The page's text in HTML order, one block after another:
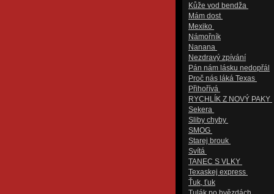
Kůže vod bendža
Mám dost
Mexiko
Námořník
Nanana
Nezdravý zpívání
Pán nám lásku nedopřál
Proč nás láká Texas
Přihořívá
RYCHLÍK Z NOVÝ PAKY
Sekera
Sliby chyby
SMOG
Starej brouk
Svítá
TANEC S VLKY
Texaskej express
Ťuk, ťuk